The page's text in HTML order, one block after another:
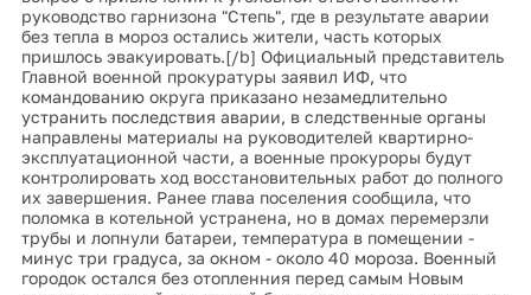
руководство гарнизона "Степь", где в результате аварии
без тепла в мороз остались жители, часть которых
пришлось эвакуировать.[/b] Официальный представитель
Главной военной прокуратуры заявил ИФ, что
командованию округа приказано незамедлительно
устранить последствия аварии, в следственные органы
направлены материалы на руководителей квартирно-
эксплуатационной части, а военные прокуроры будут
контролировать ход восстановительных работ до полного
их завершения. Ранее глава поселения сообщила, что
поломка в котельной устранена, но в домах перемерзли
трубы и лопнули батареи, температура в помещении -
минус три градуса, за окном - около 40 мороза. Военный
городок остался без отопленния перед самым Новым